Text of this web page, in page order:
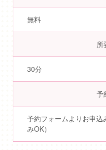
無料
所
30分
予
予約フォームよりお申
みOK）